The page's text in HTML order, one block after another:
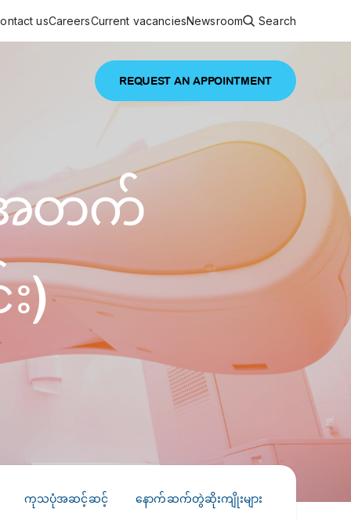
Featured article
Melioidosis (မယ်လီယွိုက်ဒိုး
PRESS RELEASE
CLL HEALTH unveils
Shin Saw Pu Clinic in
Yangon, advancing
primary care
services
stage of life
and continuing health care from prenatal
coordinating with specialists as
interdisciplinary
Facility Inaugurated in Yangon for
REQUEST AN APPOINTMENT
usCareersCurrent vacanciesNewsroom Search
အတက်
)
ကုသပုံအဆင့်ဆင့် နောက်ဆက်တွဲဆိုးကျိုးများ